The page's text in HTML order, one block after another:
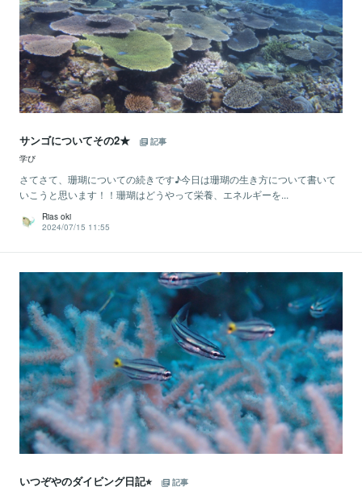
サンゴについてその2★
記事
学び
さてさて、珊瑚についての続きです♪今日は珊瑚の生き方について書いて
いこうと思います！！珊瑚はどうやって栄養、エネルギーを...
Rias oki
2024/07/15 11:55
いつぞやのダイビング日記⭐︎ 記事